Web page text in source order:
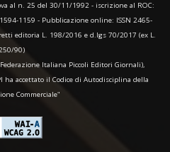
al n. 25 del 30/11/1992 - iscrizione al ROC:
1159 - Pubblicazione online: ISSN 2465-
editoria L. 198/2016 e d.lgs 70/2017 (ex L.
90)
Italiana Piccoli Editori Giornali),
ha accettato il Codice di Autodisciplina della
Commerciale"